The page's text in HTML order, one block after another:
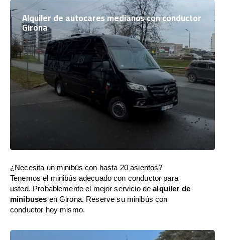
Alquiler de autocares medianos con conductor
Girona
¿Necesita un minibús con hasta 20 asientos?
Tenemos el minibús adecuado con conductor para
usted. Probablemente el mejor servicio dealquiler de
minibuses en Girona. Reserve su minibús con
conductor hoy mismo.